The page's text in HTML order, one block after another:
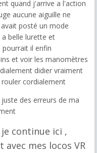
quand j'arrive a l'action
aucune aiguille ne
posté un mode
belle lurette et
pourrait il enfin
et voir les manomètres
didier vraiment
cordialement
des erreurs de ma
continue ici ,
mes locos VR